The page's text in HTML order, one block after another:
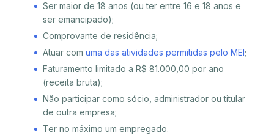
Ser maior de 18 anos (ou ter entre 16 e 18 anos e
ser emancipado);
Comprovante de residência;
Atuar com uma das atividades permitidas pelo MEI;
Faturamento limitado a R$ 81.000,00 por ano
(receita bruta);
Não participar como sócio, administrador ou titular
de outra empresa;
Ter no máximo um empregado.